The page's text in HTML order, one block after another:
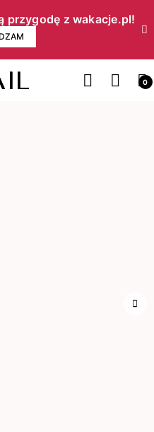
przygodę z wakacje.pl!​
0